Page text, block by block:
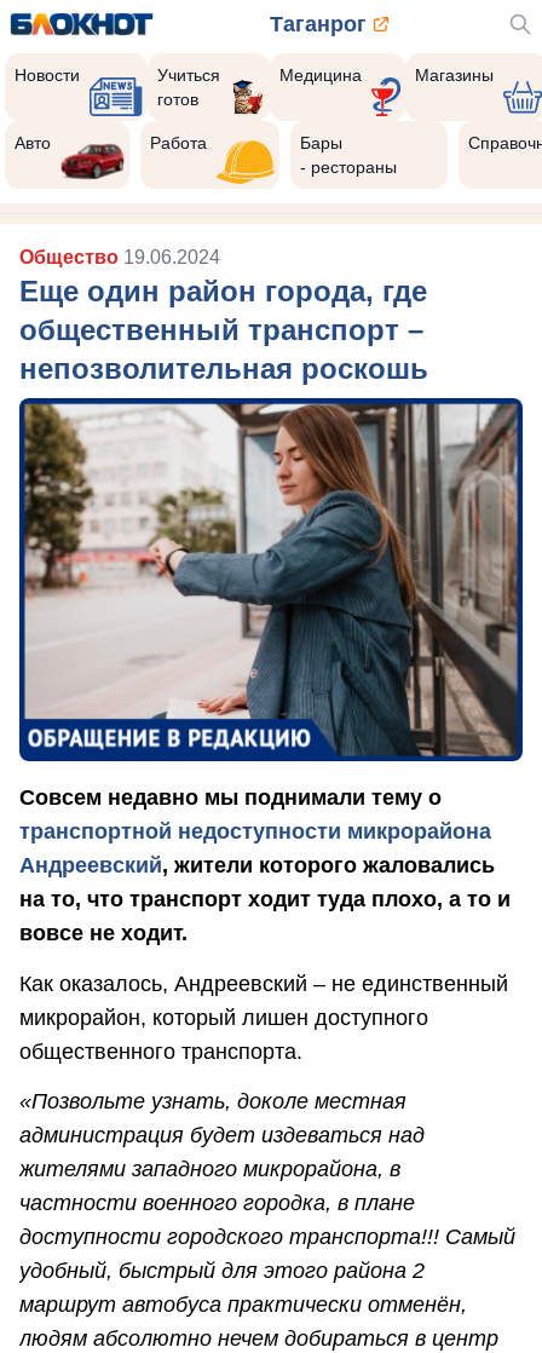
Таганрог
Новости
Учиться
готов
Медицина Магазины
Авто Работа
Бары
- рестораны
Общество 19.06.2024
Еще один район города, где
общественный транспорт –
непозволительная роскошь
Совсем недавно мы поднимали тему о
транспортной недоступности микрорайона
Андреевский, жители которого жаловались
на то, что транспорт ходит туда плохо, а то и
вовсе не ходит.
Как оказалось, Андреевский – не единственный
микрорайон, который лишен доступного
общественного транспорта.
«Позвольте узнать, доколе местная
администрация будет издеваться над
жителями западного микрорайона, в
частности военного городка, в плане
доступности городского транспорта!!! Самый
удобный, быстрый для этого района 2
маршрут автобуса практически отменён,
людям абсолютно нечем добираться в центр